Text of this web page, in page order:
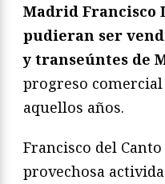
Madrid Francisco
pudieran ser
y transeúntes de
progreso
aquellos años.
Francisco del
provechosa